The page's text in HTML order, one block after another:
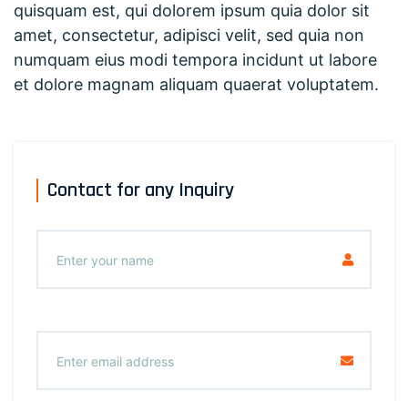
quisquam est, qui dolorem ipsum quia dolor sit
amet, consectetur, adipisci velit, sed quia non
numquam eius modi tempora incidunt ut labore
et dolore magnam aliquam quaerat voluptatem.
Contact for any Inquiry